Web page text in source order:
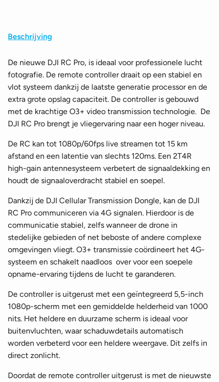
Beschrijving
De nieuwe DJI RC Pro, is ideaal voor professionele lucht
fotografie. De remote controller draait op een stabiel en
vlot systeem dankzij de laatste generatie processor en de
extra grote opslag capaciteit. De controller is gebouwd
met de krachtige O3+ video transmission technologie. De
DJI RC Pro brengt je vliegervaring naar een hoger niveau.
De RC kan tot 1080p/60fps live streamen tot 15 km
afstand en een latentie van slechts 120ms. Een 2T4R
high-gain antennesysteem verbetert de signaaldekking en
houdt de signaaloverdracht stabiel en soepel.
Dankzij de DJI Cellular Transmission Dongle, kan de DJI
RC Pro communiceren via 4G signalen. Hierdoor is de
communicatie stabiel, zelfs wanneer de drone in
stedelijke gebieden of net beboste of andere complexe
omgevingen vliegt. O3+ transmissie coördineert het 4G-
systeem en schakelt naadloos over voor een soepele
opname-ervaring tijdens de lucht te garanderen.
De controller is uitgerust met een geïntegreerd 5,5-inch
1080p-scherm met een gemiddelde helderheid van 1000
nits. Het heldere en duurzame scherm is ideaal voor
buitenvluchten, waar schaduwdetails automatisch
worden verbeterd voor een heldere weergave. Dit zelfs in
direct zonlicht.
Doordat de remote controller uitgerust is met de nieuwste